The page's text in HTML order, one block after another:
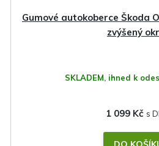
Gumové autokoberce Škoda
zvýšený
SKLADEM, ihned k
1 099 Kč